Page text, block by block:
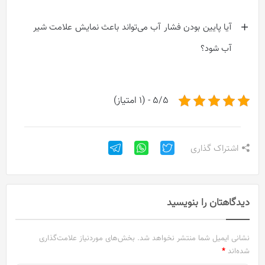
آیا پایین بودن فشار آب می‌تواند باعث نمایش علامت شیر
آب شود؟
5/5 - (1 امتیاز)
اشتراک گذاری
دیدگاهتان را بنویسید
نشانی ایمیل شما منتشر نخواهد شد. بخش‌های موردنیاز علامت‌گذاری
شده‌اند *